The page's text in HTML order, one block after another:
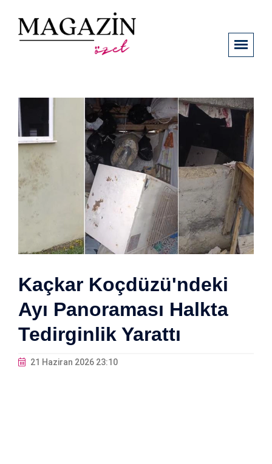
Kaçkar Koçdüzü'ndeki
Ayı Panoraması Halkta
Tedirginlik Yarattı
21 Haziran 2026 23:10